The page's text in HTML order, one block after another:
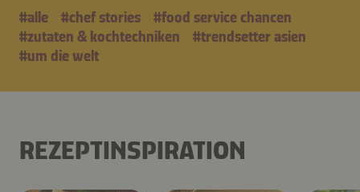
#alle #chef stories
#food service chancen
#zutaten & kochtechniken
#trendsetter asien
#um die welt
REZEPTINSPIRATION